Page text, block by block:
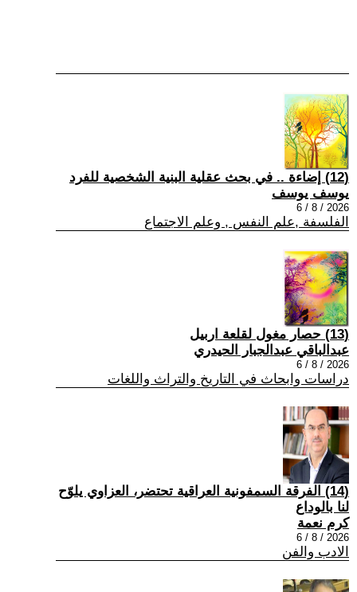
(12) إضاءة .. في بحث عقلية البنية الشخصية للفرد
يوسف يوسف
2026 / 8 / 6
الفلسفة ,علم النفس , وعلم الاجتماع
(13) حصار مغول لقلعة اربيل
عبدالباقي عبدالجبار الحيدري
2026 / 8 / 6
دراسات وابحاث في التاريخ والتراث واللغات
(14) الفرقة السمفونية العراقية تحتضر، العزاوي يلوّح
لنا بالوداع
كرم نعمة
2026 / 8 / 6
الادب والفن